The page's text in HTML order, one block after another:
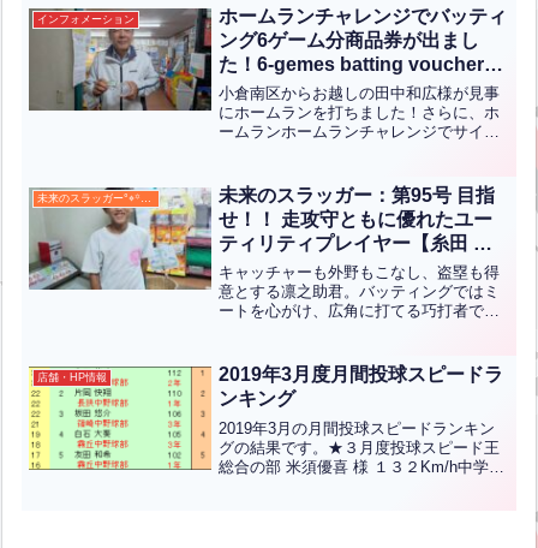
る情熱は誰にも負けないぐらい強く、
日々の練習にも全力で取り組む...全文は
クリック
インフォメーション
ホームランチャレンジでバッティ
ング6ゲーム分商品券が出まし
た！6-gemes batting voucher
was won in the Home Run
Challenge!(ENG CHT KOR
JPN）
小倉南区からお越しの田中和広様が見事
にホームランを打ちました！さらに、ホ
ームランホームランチャレンジでサイコ
います！Kazuhiro Tanaka from Koku...全
文はクリック
未来のスラッガー°⌖꙳✧˖°
未来のスラッガー：第95号 目指
せ！！ 走攻守ともに優れたユー
ティリティプレイヤー【糸田 凜
之助】
キャッチャーも外野もこなし、盗塁も得
意とする凛之助君。バッティングではミ
ートを心がけ、広角に打てる巧打者であ
状況に合わせた自分の役割の幅を広げる
られるよう日々頑張ってい...全文はクリ
ック
店舗・HP情報
2019年3月度月間投球スピードラ
ンキング
2019年3月の月間投球スピードランキン
グの結果です。★３月度投球スピード王
総合の部 米須優喜 様 １３２Km/h中学生